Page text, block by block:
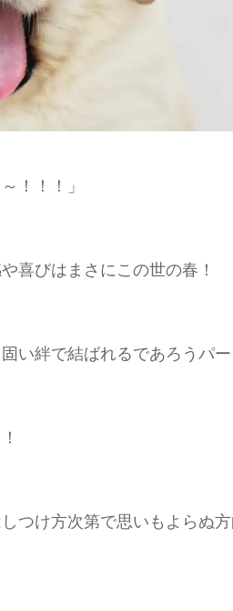
！！！」
喜びはまさにこの世の春！
い絆で結ばれるであろうパ
つけ方次第で思いもよらぬ